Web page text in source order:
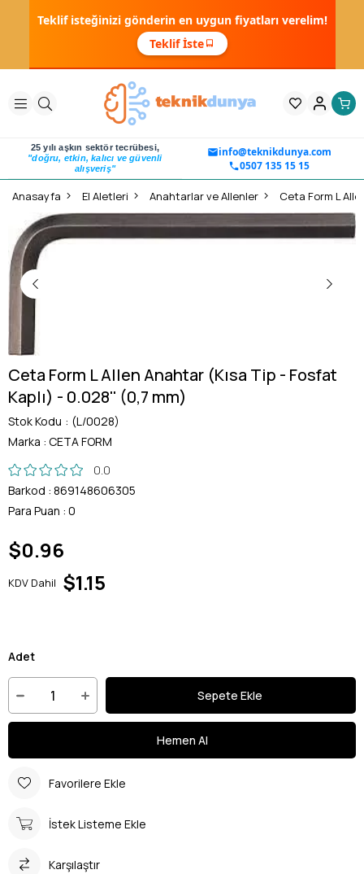
Teklif isteğinizi gönderin en uygun fiyatları verelim!
Teklif İste
25 yılı aşkın sektör tecrübesi,
"doğru, etkin, kalıcı ve güvenli
alışveriş"
info@teknikdunya.com
0507 135 15 15
Anasayfa El Aletleri Anahtarlar ve Allenler
Ceta Form L Allen Anahtar (Kısa Tip - Fosfat
Kaplı) - 0.028'' (0,7 mm)
Stok Kodu
(L/0028)
Marka : CETA FORM
0.0
Barkod : 869148606305
Para Puan : 0
$0.96
KDV Dahil $1.15
Adet
Favorilere Ekle
İstek Listeme Ekle
Karşılaştır